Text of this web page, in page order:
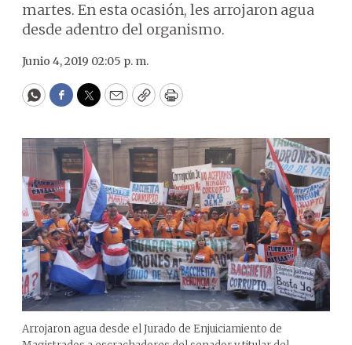
martes. En esta ocasión, les arrojaron agua
desde adentro del organismo.
Junio 4, 2019 02:05 p. m.
WhatsApp
Facebook
Twitter
EmailCopyPrint
Arrojaron agua desde el Jurado de Enjuiciamiento de